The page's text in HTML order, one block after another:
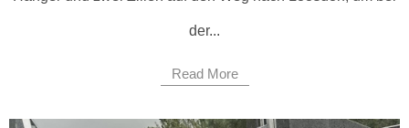
der...
Read More